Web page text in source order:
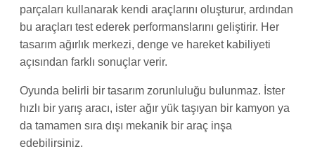
parçaları kullanarak kendi araçlarını oluşturur, ardından
bu araçları test ederek performanslarını geliştirir. Her
tasarım ağırlık merkezi, denge ve hareket kabiliyeti
açısından farklı sonuçlar verir.
Oyunda belirli bir tasarım zorunluluğu bulunmaz. İster
hızlı bir yarış aracı, ister ağır yük taşıyan bir kamyon ya
da tamamen sıra dışı mekanik bir araç inşa
edebilirsiniz.